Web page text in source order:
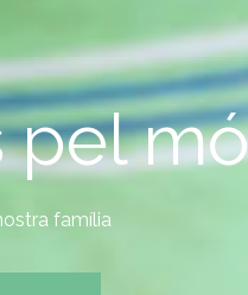
pel
família